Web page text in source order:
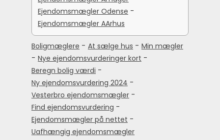
Ejendomsmægler Odense -
Ejendomsmægler AArhus
Boligmæglere - At sælge hus - Min mægler
- Nye ejendomsvurderinger kort -
Beregn bolig værdi -
Ny ejendomsvurdering 2024 -
Vesterbro ejendomsmægler -
Find ejendomsvurdering -
Ejendomsmægler på nettet -
Uafhængig ejendomsmægler